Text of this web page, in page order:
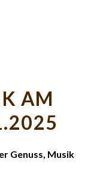
AM
Genuss, Musik